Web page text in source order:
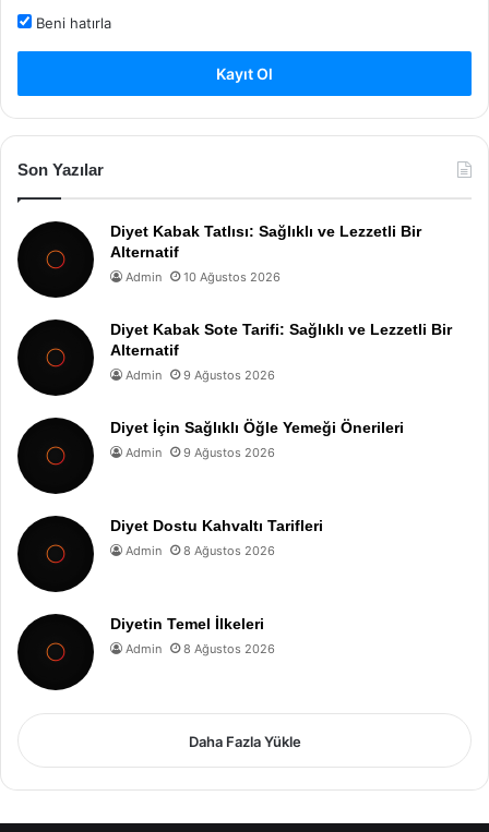
Beni hatırla
Kayıt Ol
Son Yazılar
Diyet Kabak Tatlısı: Sağlıklı ve Lezzetli Bir
Alternatif
Admin 10 Ağustos 2026
Diyet Kabak Sote Tarifi: Sağlıklı ve Lezzetli Bir
Alternatif
Admin 9 Ağustos 2026
Diyet İçin Sağlıklı Öğle Yemeği Önerileri
Admin 9 Ağustos 2026
Diyet Dostu Kahvaltı Tarifleri
Admin 8 Ağustos 2026
Diyetin Temel İlkeleri
Admin 8 Ağustos 2026
Daha Fazla Yükle